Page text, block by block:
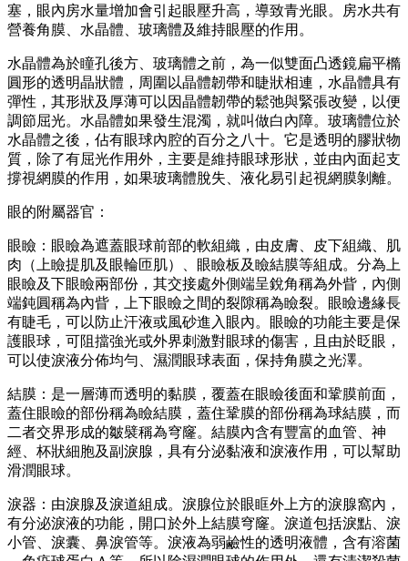
塞，眼內房水量增加會引起眼壓升高，導致青光眼。房水共有
營養角膜、水晶體、玻璃體及維持眼壓的作用。
水晶體為於瞳孔後方、玻璃體之前，為一似雙面凸透鏡扁平橢
圓形的透明晶狀體，周圍以晶體韌帶和睫狀相連，水晶體具有
彈性，其形狀及厚薄可以因晶體韌帶的鬆弛與緊張改變，以便
調節屈光。水晶體如果發生混濁，就叫做白內障。玻璃體位於
水晶體之後，佔有眼球內腔的百分之八十。它是透明的膠狀物
質，除了有屈光作用外，主要是維持眼球形狀，並由內面起支
撐視網膜的作用，如果玻璃體脫失、液化易引起視網膜剝離。
眼的附屬器官：
眼瞼：眼瞼為遮蓋眼球前部的軟組織，由皮膚、皮下組織、肌
肉（上瞼提肌及眼輪匝肌）、眼瞼板及瞼結膜等組成。分為上
眼瞼及下眼瞼兩部份，其交接處外側端呈銳角稱為外眥，內側
端鈍圓稱為內眥，上下眼瞼之間的裂隙稱為瞼裂。眼瞼邊緣長
有睫毛，可以防止汗液或風砂進入眼內。眼瞼的功能主要是保
護眼球，可阻擋強光或外界刺激對眼球的傷害，且由於眨眼，
可以使淚液分佈均勻、濕潤眼球表面，保持角膜之光澤。
結膜：是一層薄而透明的黏膜，覆蓋在眼瞼後面和鞏膜前面，
蓋住眼瞼的部份稱為瞼結膜，蓋住鞏膜的部份稱為球結膜，而
二者交界形成的皺襞稱為穹窿。結膜內含有豐富的血管、神
經、杯狀細胞及副淚腺，具有分泌黏液和淚液作用，可以幫助
滑潤眼球。
淚器：由淚腺及淚道組成。淚腺位於眼眶外上方的淚腺窩內，
有分泌淚液的功能，開口於外上結膜穹窿。淚道包括淚點、淚
小管、淚囊、鼻淚管等。淚液為弱鹼性的透明液體，含有溶菌